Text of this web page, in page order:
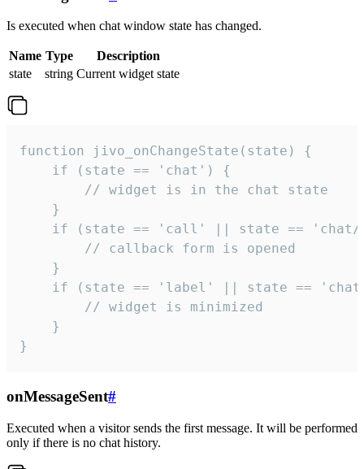
Is executed when chat window state has changed.
Name Type
Description
state
string Current widget state
function jivo_onChangeState(state) {
    if (state == 'chat') {
        // widget is in the chat state
    }
if (state == 'call' || state ==
        // callback form is opened
    }
if (state == 'label' || state ==
        // widget is minimized
    }
}
onMessageSent#
Executed when a visitor sends the first message. It will be performed
only if there is no chat history.